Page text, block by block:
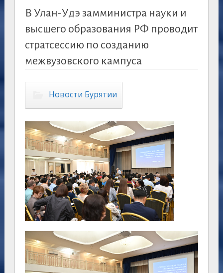
В Улан-Удэ замминистра науки и
высшего образования РФ проводит
стратсессию по созданию
межвузовского кампуса
Новости Бурятии